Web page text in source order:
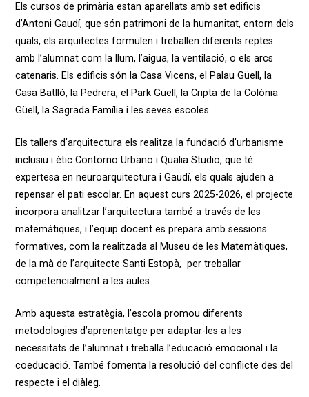
Els cursos de primària estan aparellats amb set edificis
d’Antoni Gaudí, que són patrimoni de la humanitat, entorn dels
quals, els arquitectes formulen i treballen diferents reptes
amb l’alumnat com la llum, l’aigua, la ventilació, o els arcs
catenaris. Els edificis són la Casa Vicens, el Palau Güell, la
Casa Batlló, la Pedrera, el Park Güell, la Cripta de la Colònia
Güell, la Sagrada Família i les seves escoles.
Els tallers d’arquitectura els realitza la fundació d’urbanisme
inclusiu i ètic Contorno Urbano i Qualia Studio, que té
expertesa en neuroarquitectura i Gaudí, els quals ajuden a
repensar el pati escolar. En aquest curs 2025-2026, el projecte
incorpora analitzar l’arquitectura també a través de les
matemàtiques, i l’equip docent es prepara amb sessions
formatives, com la realitzada al Museu de les Matemàtiques,
de la mà de l’arquitecte Santi Estopà, per treballar
competencialment a les aules.
Amb aquesta estratègia, l’escola promou diferents
metodologies d’aprenentatge per adaptar-les a les
necessitats de l’alumnat i treballa l’educació emocional i la
coeducació. També fomenta la resolució del conflicte des del
respecte i el diàleg.